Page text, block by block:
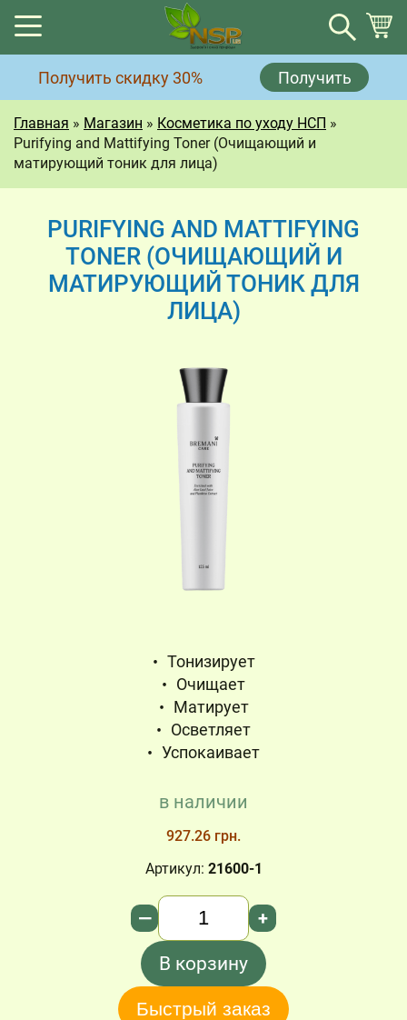
Получить скидку 30% Получить
Главная » Магазин » Косметика по уходу НСП »
Purifying and Mattifying Toner (Очищающий и
матирующий тоник для лица)
PURIFYING AND MATTIFYING
TONER (ОЧИЩАЮЩИЙ И
МАТИРУЮЩИЙ ТОНИК ДЛЯ
ЛИЦА)
Тонизирует
Очищает
Матирует
Осветляет
Успокаивает
в наличии
927.26 грн.
Артикул: 21600-1
Количество
— +
В корзину
Быстрый заказ
Корзина
Корзина пуста.